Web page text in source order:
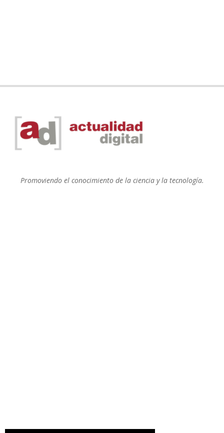
Promoviendo el conocimiento de la ciencia y la tecnología.